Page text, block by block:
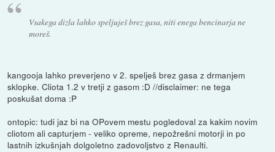
Vsakega dizla lahko speljuješ brez gasa, niti enega bencinarja ne
moreš.
kangooja lahko preverjeno v 2. spelješ brez gasa z drmanjem
sklopke. Cliota 1.2 v tretji z gasom :D //disclaimer: ne tega
poskušat doma :P
ontopic: tudi jaz bi na OPovem mestu pogledoval za kakim novim
cliotom ali capturjem - veliko opreme, nepožrešni motorji in po
lastnih izkušnjah dolgoletno zadovoljstvo z Renaulti.